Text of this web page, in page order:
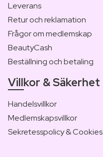
Leverans
Retur och reklamation
Frågor om medlemskap
BeautyCash
Beställning och betaling
Villkor & Säkerhet
Handelsvillkor
Medlemskapsvillkor
Sekretesspolicy & Cookies